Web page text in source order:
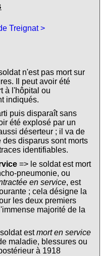
Treignat >
n'est pas mort sur
Il peut avoir été
à l'hôpital ou
indiqués.
puis disparaît sans
été explosé par un
déserteur ; il va de
disparus sont morts
identifiables.
=> le soldat est mort
pneumonie, ou
en service, est
; cela désigne la
les deux premiers
majorité de la
estmort en service
maladie, blessures ou
à 1918